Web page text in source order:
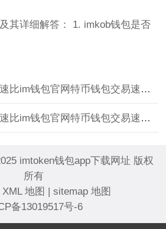
其详细解答： 1. imkob钱包是否
比im钱包官网特币钱包交易速度
比im钱包官网特币钱包交易速度
imtoken钱包app下载网址 版权
所有
XML 地图 | sitemap 地图
备13019517号-6